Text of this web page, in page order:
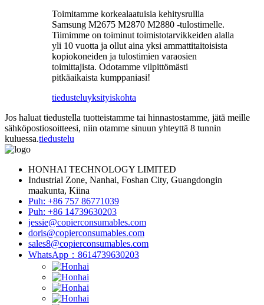
Toimitamme korkealaatuisia kehitysrullia
Samsung M2675 M2870 M2880 -tulostimelle.
Tiimimme on toiminut toimistotarvikkeiden alalla
yli 10 vuotta ja ollut aina yksi ammattitaitoisista
kopiokoneiden ja tulostimien varaosien
toimittajista. Odotamme vilpittömästi
pitkäaikaista kumppaniasi!
tiedusteluyksityiskohta
Jos haluat tiedustella tuotteistamme tai hinnastostamme, jätä meille
sähköpostiosoitteesi, niin otamme sinuun yhteyttä 8 tunnin
kuluessa.tiedustelu
HONHAI TECHNOLOGY LIMITED
Industrial Zone, Nanhai, Foshan City, Guangdongin
maakunta, Kiina
Puh: +86 757 86771039
Puh: +86 14739630203
jessie@copierconsumables.com
doris@copierconsumables.com
sales8@copierconsumables.com
WhatsApp：8614739630203